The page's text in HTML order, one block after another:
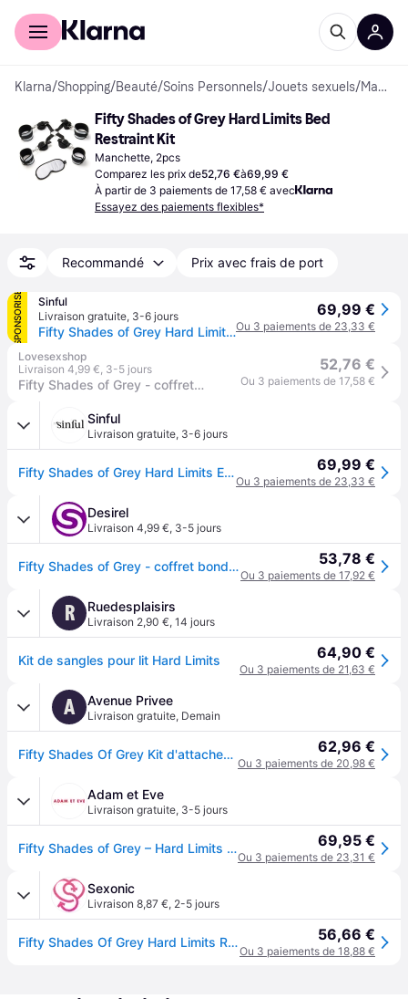
Acheter avec Klarna
Klarna/Shopping/Beauté/Soins Personnels/Jouets sexuels/ Manchettes
Fifty Shades of Grey Hard Limits Bed
Restraint Kit
Manchette, 2pcs
Comparez les prix de52,76 €à69,99 €
À partir de 3 paiements de 17,58 € avec
Essayez des paiements flexibles*
Recommandé Prix avec frais de port
SPONSORISÉ
Sinful
Livraison gratuite, 3-6 jours
Fifty Shades of Grey Hard Limits Ensemble d'Attaches de Lit - Noir
69,99 €
Ou 3 paiements de 23,33 €
Lovesexshop
Livraison 4,99 €, 3-5 jours
Fifty Shades of Grey - coffret bondage - gris
52,76 €
Ou 3 paiements de 17,58 €
Sinful
Livraison gratuite, 3-6 jours
Fifty Shades of Grey Hard Limits Ensemble d'Attaches de Lit - Noir 69,99 €
Ou 3 paiements de 23,33 €
Desirel
Livraison 4,99 €, 3-5 jours
Fifty Shades of Grey - coffret bondage - gris 53,78 €
Ou 3 paiements de 17,92 €
R Ruedesplaisirs
Livraison 2,90 €, 14 jours
Kit de sangles pour lit Hard Limits 64,90 €
Ou 3 paiements de 21,63 €
A Avenue Privee
Livraison gratuite, Demain
Fifty Shades Of Grey Kit d'attaches pour le lit + masque doux 62,96 €
Ou 3 paiements de 20,98 €
Adam et Eve
Livraison gratuite, 3-5 jours
Fifty Shades of Grey – Hard Limits Kit de Bondage – Système Sous le Lit 69,95 €
Ou 3 paiements de 23,31 €
Sexonic
Livraison 8,87 €, 2-5 jours
Fifty Shades Of Grey Hard Limits Restraint Kit Silver 56,66 €
Ou 3 paiements de 18,88 €